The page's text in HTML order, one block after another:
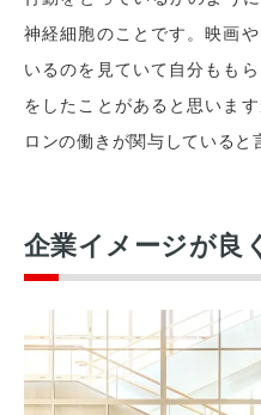
神経細胞のことです。映画
いるのを見ていて自分もも
をしたことがあると思いま
ロンの働きが関与していると
企業イメージが良